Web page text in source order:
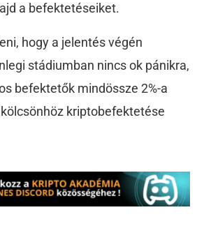
a befektetéseiket.
hogy a jelentés végén
stádiumban nincs ok pánikra,
befektetők mindössze 2%-a
kriptobefektetése